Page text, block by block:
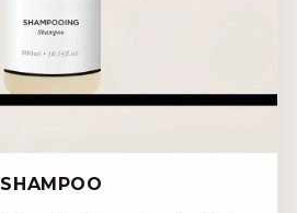
SHAMPOO